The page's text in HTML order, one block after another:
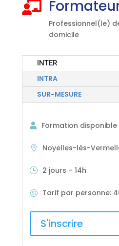

Professionnel(le)
domicile
INTER
INTRA
SUR-MESURE
Formation disponible
Noyelles-lès-
2 jours – 14h
Tarif par personne:
S'inscrire